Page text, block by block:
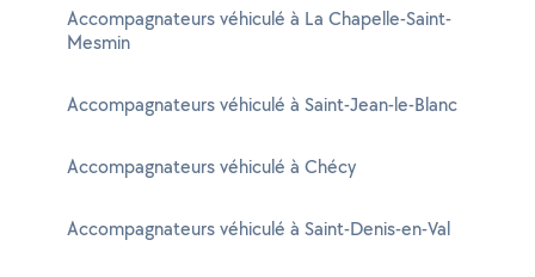
Accompagnateurs véhiculé à La Chapelle-Saint-
Mesmin
Accompagnateurs véhiculé à Saint-Jean-le-Blanc
Accompagnateurs véhiculé à Chécy
Accompagnateurs véhiculé à Saint-Denis-en-Val